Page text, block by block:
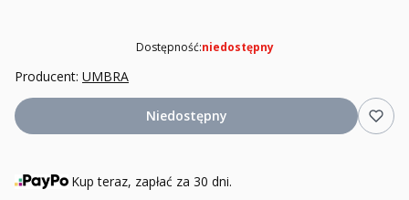
Dostępność:niedostępny
Producent: UMBRA
Niedostępny
Kup teraz, zapłać za 30 dni.